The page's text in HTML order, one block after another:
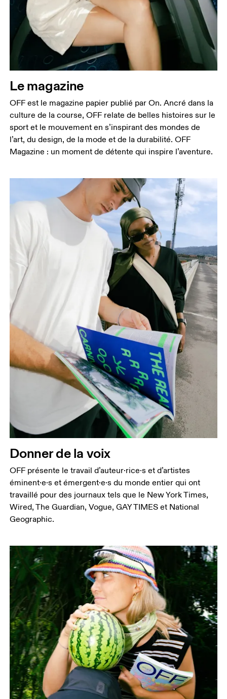
Le magazine
OFF est le magazine papier publié par On. Ancré dans la
culture de la course, OFF relate de belles histoires sur le
sport et le mouvement en s’inspirant des mondes de
l’art, du design, de la mode et de la durabilité. OFF
Magazine : un moment de détente qui inspire l’aventure.
Donner de la voix
OFF présente le travail d’auteur·rice·s et d’artistes
éminent·e·s et émergent·e·s du monde entier qui ont
travaillé pour des journaux tels que le New York Times,
Wired, The Guardian, Vogue, GAY TIMES et National
Geographic.